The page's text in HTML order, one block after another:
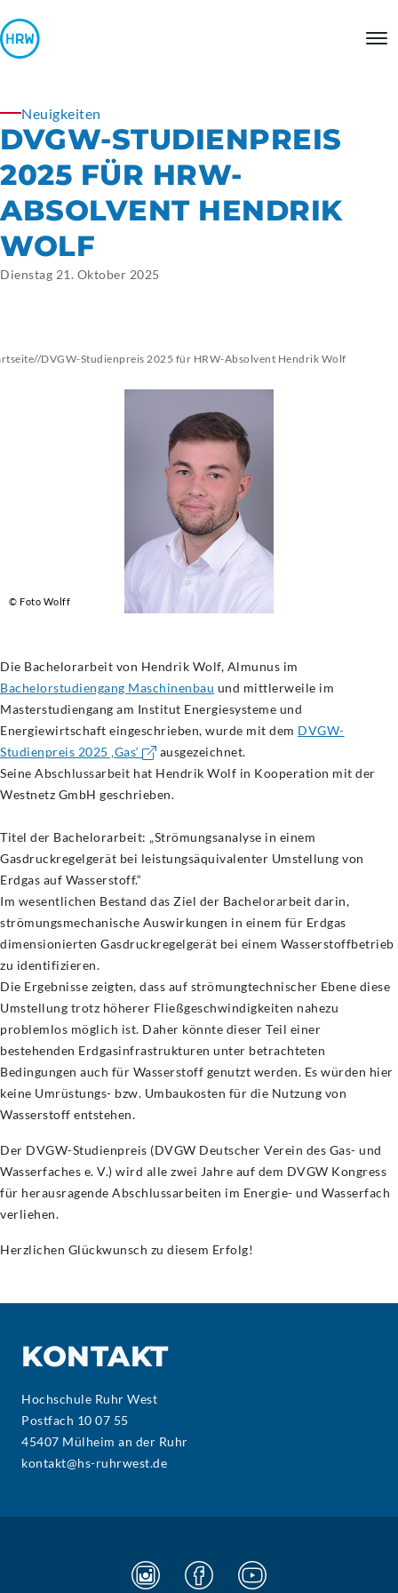
Neuigkeiten
DVGW-STUDIENPREIS
2025 FÜR HRW-
ABSOLVENT HENDRIK
WOLF
Dienstag 21. Oktober 2025
//DVGW-Studienpreis 2025 für HRW-Absolvent Hendrik Wolf
© Foto Wolff
Die Bachelorarbeit von Hendrik Wolf, Almunus im
Bachelorstudiengang Maschinenbau und mittlerweile im
Masterstudiengang am Institut Energiesysteme und
Energiewirtschaft eingeschrieben, wurde mit dem DVGW-
Studienpreis 2025 ‚Gas‘
ausgezeichnet.
Seine Abschlussarbeit hat Hendrik Wolf in Kooperation mit der
Westnetz GmbH geschrieben.
Titel der Bachelorarbeit: „Strömungsanalyse in einem
Gasdruckregelgerät bei leistungsäquivalenter Umstellung von
Erdgas auf Wasserstoff.“
Im wesentlichen Bestand das Ziel der Bachelorarbeit darin,
strömungsmechanische Auswirkungen in einem für Erdgas
dimensionierten Gasdruckregelgerät bei einem Wasserstoffbetrieb
zu identifizieren.
Die Ergebnisse zeigten, dass auf strömungtechnischer Ebene diese
Umstellung trotz höherer Fließgeschwindigkeiten nahezu
problemlos möglich ist. Daher könnte dieser Teil einer
bestehenden Erdgasinfrastrukturen unter betrachteten
Bedingungen auch für Wasserstoff genutzt werden. Es würden hier
keine Umrüstungs- bzw. Umbaukosten für die Nutzung von
Wasserstoff entstehen.
Der DVGW-Studienpreis (DVGW Deutscher Verein des Gas- und
Wasserfaches e. V.) wird alle zwei Jahre auf dem DVGW Kongress
für herausragende Abschlussarbeiten im Energie- und Wasserfach
verliehen.
Herzlichen Glückwunsch zu diesem Erfolg!
KONTAKT
Hochschule Ruhr West
Postfach 10 07 55
45407 Mülheim an der Ruhr
kontakt@hs-ruhrwest.de